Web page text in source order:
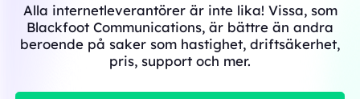
Alla internetleverantörer är inte lika! Vissa, som
Blackfoot Communications, är bättre än andra
beroende på saker som hastighet, driftsäkerhet,
pris, support och mer.